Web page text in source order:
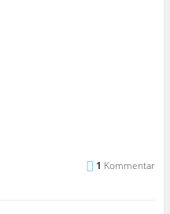
1 Kommentar